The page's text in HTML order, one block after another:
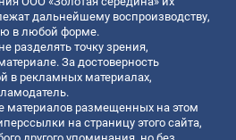
дальнейшему воспроизводству,
в любой форме.
разделять точку зрения,
За достоверность
в рекламных материалах,
материалов размещенных на этом
на страницу этого сайта,